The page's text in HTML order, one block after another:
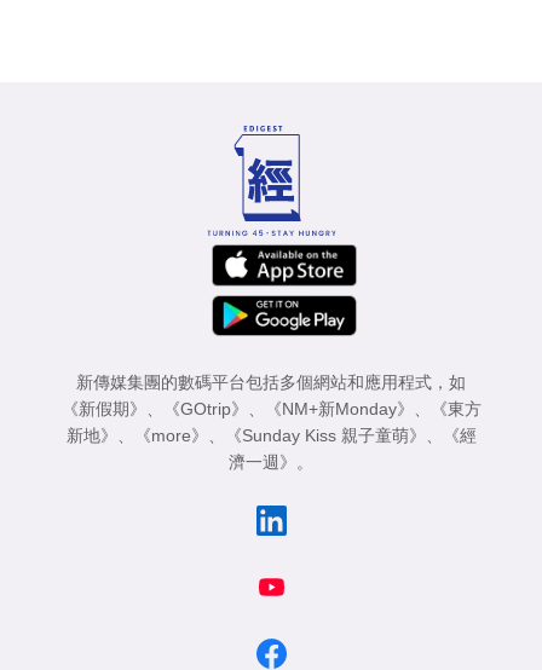
新傳媒集團的數碼平台包括多個網站和應用程式，如
《新假期》
《GOtrip》 《NM+新Monday》
《東方
新地》
《more》 《Sunday Kiss 親子童萌》
《經
濟一週》
。